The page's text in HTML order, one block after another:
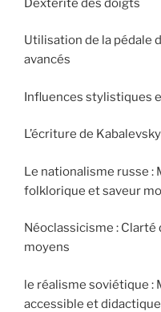
Dextérité des doigts
Utilisation de la pédale
avancés
Influences stylistiques
L’écriture de
Le nationalisme russe :
folklorique et saveur
Néoclassicisme : Clarté
moyens
le réalisme soviétique :
accessible et